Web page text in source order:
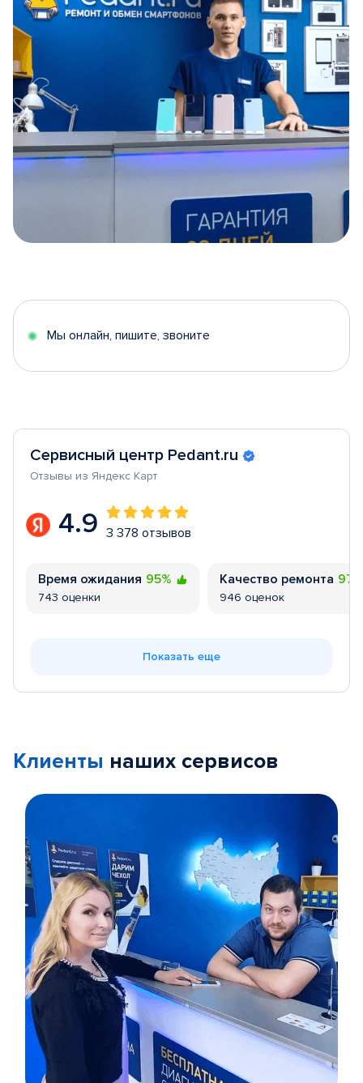
5
Мы онлайн, пишите, звоните
Сервисный центр Pedant.ru
Отзывы из Яндекс Карт
4.9 3 378 отзывов
Время ожидания 95%
743 оценки
Качество ремонта
946 оценок
Показать еще
Клиенты наших сервисов